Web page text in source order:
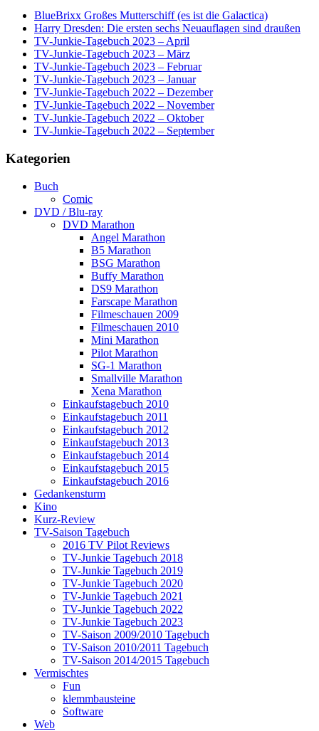
BlueBrixx Großes Mutterschiff (es ist die Galactica)
Harry Dresden: Die ersten sechs Neuauflagen sind draußen
TV-Junkie-Tagebuch 2023 – April
TV-Junkie-Tagebuch 2023 – März
TV-Junkie-Tagebuch 2023 – Februar
TV-Junkie-Tagebuch 2023 – Januar
TV-Junkie-Tagebuch 2022 – Dezember
TV-Junkie-Tagebuch 2022 – November
TV-Junkie-Tagebuch 2022 – Oktober
TV-Junkie-Tagebuch 2022 – September
Kategorien
Buch
Comic
DVD / Blu-ray
DVD Marathon
Angel Marathon
B5 Marathon
BSG Marathon
Buffy Marathon
DS9 Marathon
Farscape Marathon
Filmeschauen 2009
Filmeschauen 2010
Mini Marathon
Pilot Marathon
SG-1 Marathon
Smallville Marathon
Xena Marathon
Einkaufstagebuch 2010
Einkaufstagebuch 2011
Einkaufstagebuch 2012
Einkaufstagebuch 2013
Einkaufstagebuch 2014
Einkaufstagebuch 2015
Einkaufstagebuch 2016
Gedankensturm
Kino
Kurz-Review
TV-Saison Tagebuch
2016 TV Pilot Reviews
TV-Junkie Tagebuch 2018
TV-Junkie Tagebuch 2019
TV-Junkie Tagebuch 2020
TV-Junkie Tagebuch 2021
TV-Junkie Tagebuch 2022
TV-Junkie Tagebuch 2023
TV-Saison 2009/2010 Tagebuch
TV-Saison 2010/2011 Tagebuch
TV-Saison 2014/2015 Tagebuch
Vermischtes
Fun
klemmbausteine
Software
Web